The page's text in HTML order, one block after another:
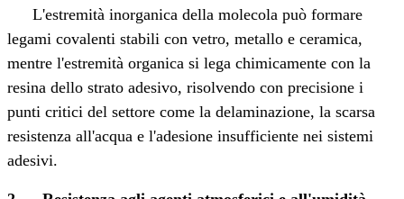
L'estremità inorganica della molecola può formare
legami covalenti stabili con vetro, metallo e ceramica,
mentre l'estremità organica si lega chimicamente con la
resina dello strato adesivo, risolvendo con precisione i
punti critici del settore come la delaminazione, la scarsa
resistenza all'acqua e l'adesione insufficiente nei sistemi
adesivi.